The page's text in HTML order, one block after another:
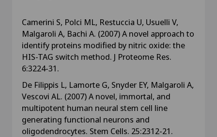
Camerini S, Polci ML, Restuccia U, Usuelli V,
Malgaroli A, Bachi A. (2007) A novel approach to
identify proteins modified by nitric oxide: the
HIS-TAG switch method. J Proteome Res.
6:3224-31.
De Filippis L, Lamorte G, Snyder EY, Malgaroli A,
Vescovi AL. (2007) A novel, immortal, and
multipotent human neural stem cell line
generating functional neurons and
oligodendrocytes. Stem Cells. 25:2312-21.